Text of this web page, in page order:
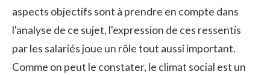
aspects objectifs sont à prendre en compte dans
l'analyse de ce sujet, l'expression de ces ressentis
par les salariés joue un rôle tout aussi important.
Comme on peut le constater, le climat social est un